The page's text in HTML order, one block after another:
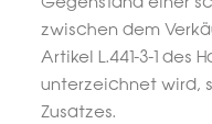
zwischen dem
Artikel L.441-3-1 des
unterzeichnet wird,
Zusatzes.